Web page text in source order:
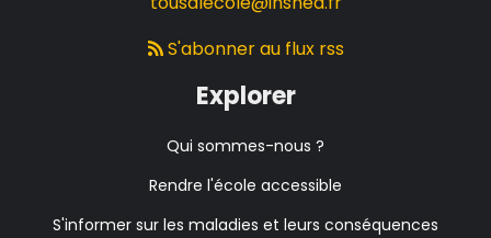
S'abonner au flux rss
Explorer
Qui sommes-nous ?
Rendre l'école accessible
S'informer sur les maladies et leurs conséquences